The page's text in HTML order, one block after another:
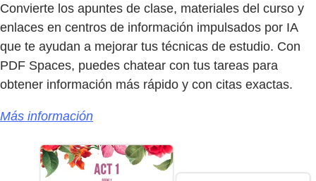
Convierte los apuntes de clase, materiales del curso y
enlaces en centros de información impulsados por IA
que te ayudan a mejorar tus técnicas de estudio. Con
PDF Spaces, puedes chatear con tus tareas para
obtener información más rápido y con citas exactas.
Más información